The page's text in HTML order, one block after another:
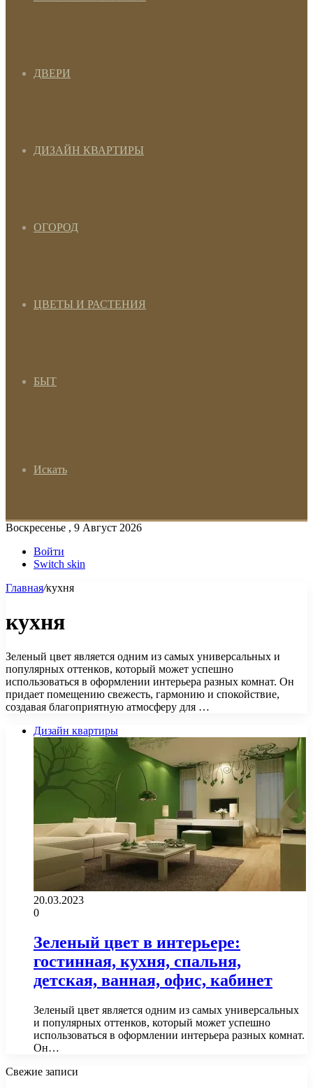
ДВЕРИ
ДИЗАЙН КВАРТИРЫ
ОГОРОД
ЦВЕТЫ И РАСТЕНИЯ
БЫТ
Искать
Воскресенье , 9 Август 2026
Войти
Switch skin
Главная/кухня
кухня
Зеленый цвет является одним из самых универсальных и
популярных оттенков, который может успешно
использоваться в оформлении интерьера разных комнат. Он
придает помещению свежесть, гармонию и спокойствие,
создавая благоприятную атмосферу для …
Дизайн квартиры
20.03.2023
0
Зеленый цвет в интерьере:
гостинная, кухня, спальня,
детская, ванная, офис, кабинет
Зеленый цвет является одним из самых универсальных
и популярных оттенков, который может успешно
использоваться в оформлении интерьера разных комнат.
Он…
Свежие записи